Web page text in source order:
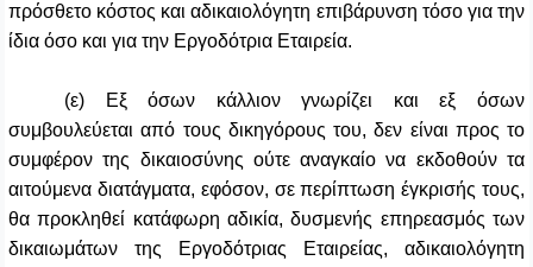
πρόσθετο κόστος και αδικαιολόγητη επιβάρυνση τόσο για την
ίδια όσο και για την Εργοδότρια Εταιρεία.
(ε) Εξ όσων κάλλιον γνωρίζει και εξ όσων
συμβουλεύεται από τους δικηγόρους του, δεν είναι προς το
συμφέρον της δικαιοσύνης ούτε αναγκαίο να εκδοθούν τα
αιτούμενα διατάγματα, εφόσον, σε περίπτωση έγκρισής τους,
θα προκληθεί κατάφωρη αδικία, δυσμενής επηρεασμός των
δικαιωμάτων της Εργοδότριας Εταιρείας, αδικαιολόγητη